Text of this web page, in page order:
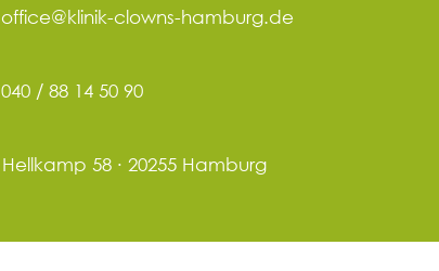
office@klinik-clowns-hamburg.de
040 / 88 14 50 90
Hellkamp 58 ∙ 20255 Hamburg